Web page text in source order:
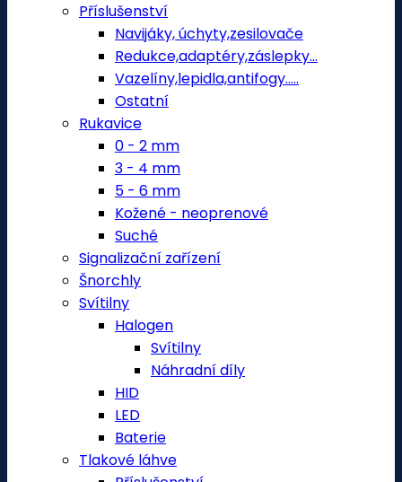
Příslušenství
Navijáky, úchyty,zesilovače
Redukce,adaptéry,záslepky...
Vazelíny,lepidla,antifogy.....
Ostatní
Rukavice
0 - 2 mm
3 - 4 mm
5 - 6 mm
Kožené - neoprenové
Suché
Signalizační zařízení
Šnorchly
Svítilny
Halogen
Svítilny
Náhradní díly
HID
LED
Baterie
Tlakové láhve